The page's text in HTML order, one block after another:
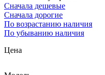
Сначала дешевые
Сначала дорогие
По возрастанию наличия
По убыванию наличия
Цена